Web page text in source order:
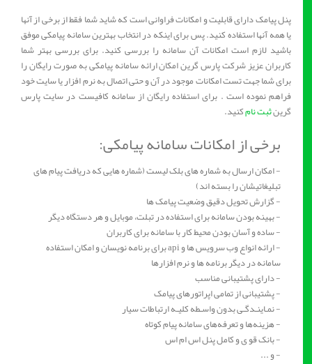
پنل پیامک دارای قابلیت و امکانات فراوانی است که شاید شما فقط از برخی از آنها
یا همه آنها استفاده کنید. پس برای اینکه در انتخاب بهترین سامانه پیامکی موفق
باشید لازم است امکانات آن سامانه را بررسی کنید. برای بررسی بهتر شما
کاربران عزیز شرکت پارس گرین امکان ارائه سامانه پیامکی به صورت رایگان را
برای شما جهت تست امکانات موجود در آن و حتی اتصال به نرم افزار یا سایت خود
فراهم نموده است . برای استفاده رایگان از سامانه کافیست در سایت پارس
گرینثبت نامکنید.
برخی از امکانات سامانه پیامکی:
- امکان ارسال به شماره های بلک لیست (شماره هایی که دریافت پیام های
تبلیغاتیشان را بسته اند)
- گزارش تحویل دقیق وضعیت پیامک ها
- بهینه بودن سامانه برای استفاده در تبلت، موبایل و هر دستگاه دیگر
- ساده و آسان بودن محیط کار با سامانه برای کاربران
- ارائه انواع وب سرویس ها و api برای برنامه نویسان و امکان استفاده
سامانه در دیگر برنامه ها و نرم افزارها
- دارای پشتیبانی مناسب
- پشتیبانی از تمامی اپراتورهای پیامک
- نمـاینـدگـی بدون واسـطه کلیـه ارتباطات سیار
- هزینه‌ها و تعرفه‌های سامانه پیام کوتاه
- بانک قو ی و کامل پنل اس ام اس
- و ...